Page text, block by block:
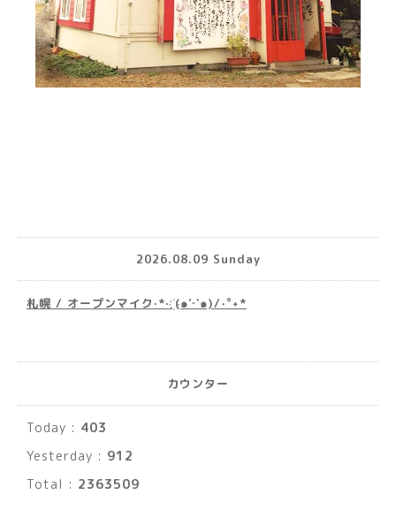
2026.08.09 Sunday
札幌 / オープンマイク·*· ҉(๑′ᵕ‵๑)/‧˚︎˖*
カウンター
Today : 403
Yesterday : 912
Total : 2363509